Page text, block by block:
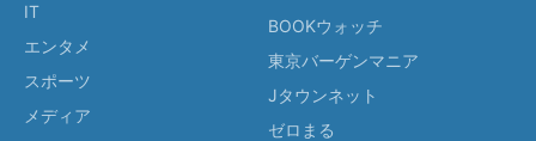
IT
エンタメ
スポーツ
メディア
BOOKウォッチ
東京バーゲンマニア
Jタウンネット
ゼロまる